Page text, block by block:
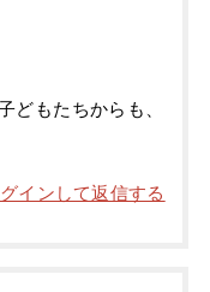
どもたちからも、
インして返信する